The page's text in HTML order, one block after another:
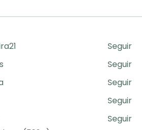
Seguir
Seguir
Seguir
Seguir
Seguir